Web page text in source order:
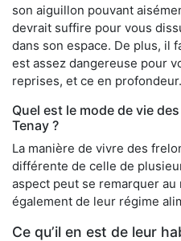
son aiguillon pouvant
devrait suffire pour vous
dans son espace. De plus, il
est assez dangereuse pour
reprises, et ce en profondeur.
Quel est le mode de vie
Tenay ?
La manière de vivre des
différente de celle de
aspect peut se remarquer
également de leur régime
Ce qu’il en est de leur